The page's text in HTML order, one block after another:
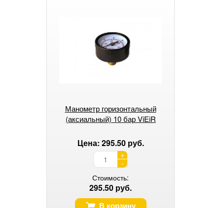
Манометр горизонтальный
(аксиальный) 10 бар ViEiR
Цена: 295.50 руб.
+
-
Стоимость:
295.50 руб.
В корзину